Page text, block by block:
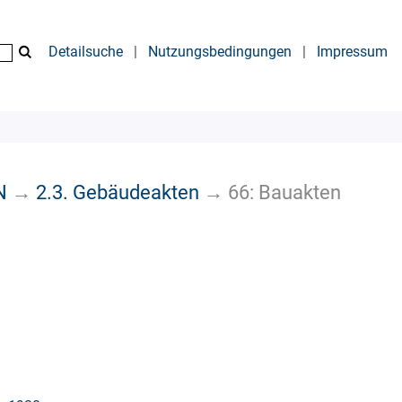
Detailsuche | Nutzungsbedingungen | Impressum
→ 2.3. Gebäudeakten → 66: Bauakten